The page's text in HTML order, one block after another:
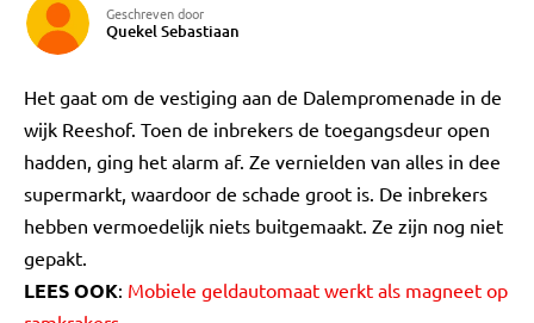
Geschreven door
Quekel Sebastiaan
Het gaat om de vestiging aan de Dalempromenade in de
wijk Reeshof. Toen de inbrekers de toegangsdeur open
hadden, ging het alarm af. Ze vernielden van alles in dee
supermarkt, waardoor de schade groot is. De inbrekers
hebben vermoedelijk niets buitgemaakt. Ze zijn nog niet
gepakt.
LEES OOK: Mobiele geldautomaat werkt als magneet op